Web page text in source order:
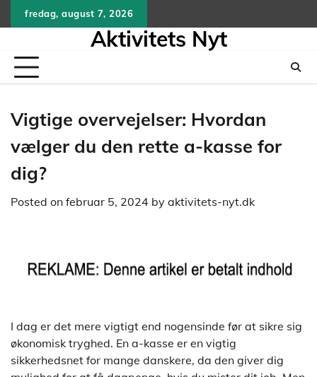
to
fredag, august 7, 2026
Aktivitets Nyt
Vigtige overvejelser: Hvordan
vælger du den rette a-kasse for
dig?
Posted on februar 5, 2024 by aktivitets-nyt.dk
I dag er det mere vigtigt end nogensinde før at sikre sig
økonomisk tryghed. En a-kasse er en vigtig
sikkerhedsnet for mange danskere, da den giver dig